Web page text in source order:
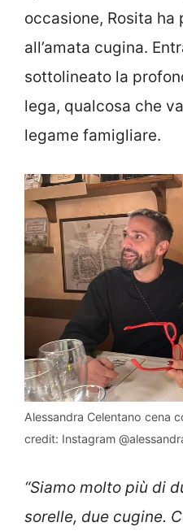
occasione, Rosita
all’amata cugina.
sottolineato la
lega, qualcosa che
legame famigliare.
Alessandra Celentano cena
credit: Instagram
“Siamo molto più di
sorelle, due cugine.